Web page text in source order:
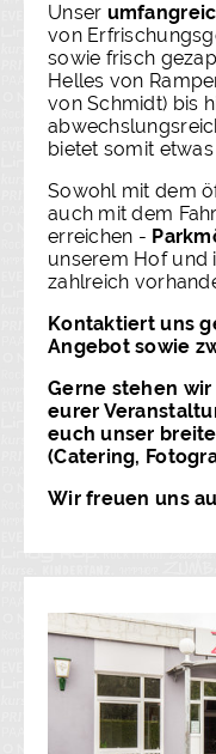
Unser
von
sowie frisch
Helles von
von Schmidt) bis
bietet somit
Sowohl mit dem
auch mit dem
erreichen -
unserem Hof und
zahlreich
Kontaktiert uns
Angebot sowie
Gerne stehen
eurer
euch unser
(Catering,
Wir freuen uns